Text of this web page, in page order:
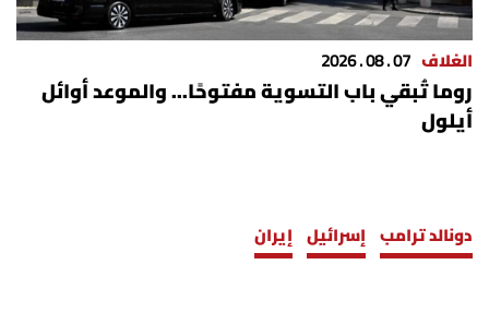
الغلاف 07 . 08 . 2026
روما تُبقي باب التسوية مفتوحًا... والموعد أوائل
أيلول
دونالد ترامب إسرائيل إيران